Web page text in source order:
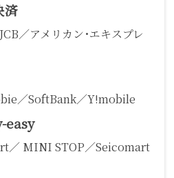
済
／アメリカン･エキスプレ
／SoftBank／Y!mobile
easy
／ MINI STOP／Seicomart